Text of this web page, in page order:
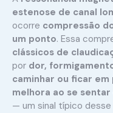
estenose de canal
ocorre compressão
um ponto. Essa
clássicos de
por dor,
caminhar ou ficar
melhora ao se
— um sinal típico